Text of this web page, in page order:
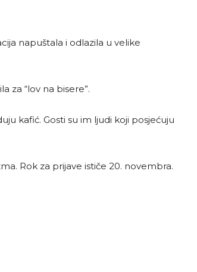
napuštala i odlazila u velike
za “lov na bisere”.
kafić. Gosti su im ljudi koji posjećuju
Rok za prijave ističe 20. novembra.